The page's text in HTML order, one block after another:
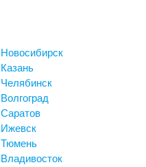
Новосибирск
Казань
Челябинск
Волгоград
Саратов
Ижевск
Тюмень
Владивосток